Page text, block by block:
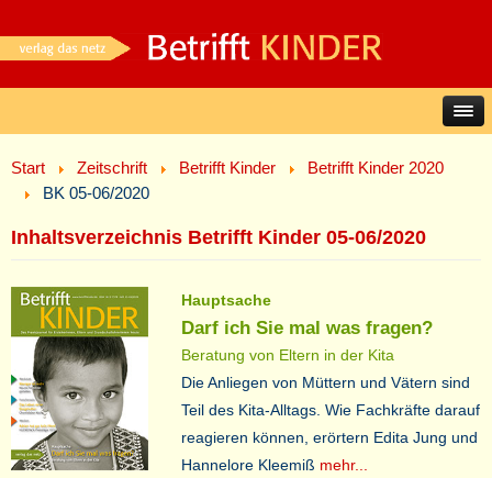
Start Zeitschrift Betrifft Kinder
Betrifft Kinder 2020
BK 05-06/2020
Inhaltsverzeichnis Betrifft Kinder 05-06/2020
Hauptsache
Darf ich Sie mal was fragen?
Beratung von Eltern in der Kita
Die Anliegen von Müttern und Vätern sind
Teil des Kita-Alltags. Wie Fachkräfte darauf
reagieren können, erörtern Edita Jung und
Hannelore Kleemiß mehr...